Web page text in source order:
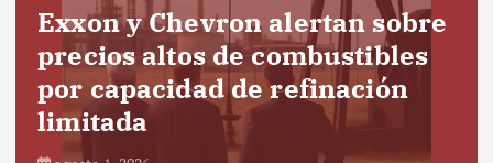
Exxon y Chevron alertan sobre
precios altos de combustibles
por capacidad de refinación
limitada